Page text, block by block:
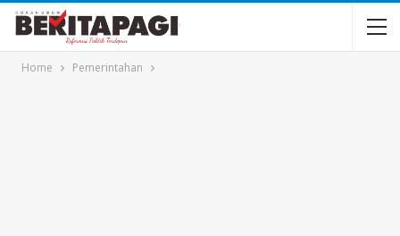
Home Pemerintahan